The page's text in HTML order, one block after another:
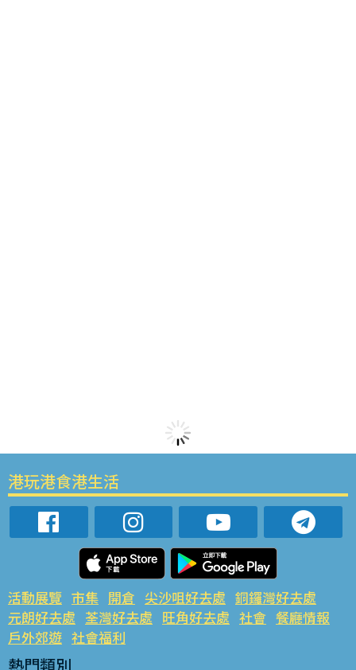
港玩港食港生活
活動展覽 市集 開倉 尖沙咀好去處 銅鑼灣好去處
元朗好去處 荃灣好去處 旺角好去處 社會 餐廳情報
戶外郊遊 社會福利
熱門類別